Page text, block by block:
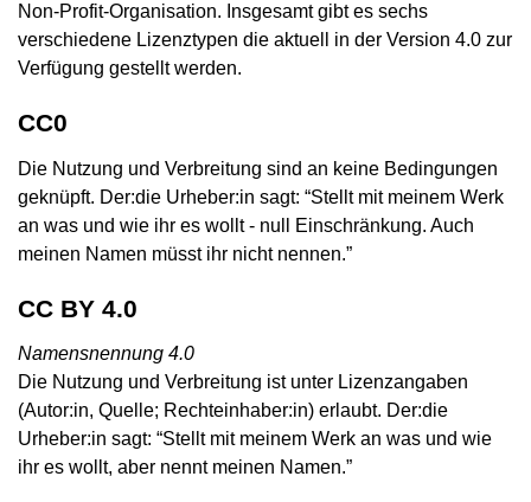
Non-Profit-Organisation. Insgesamt gibt es sechs
verschiedene Lizenztypen die aktuell in der Version 4.0 zur
Verfügung gestellt werden.
CC0
Die Nutzung und Verbreitung sind an keine Bedingungen
geknüpft. Der:die Urheber:in sagt: “Stellt mit meinem Werk
an was und wie ihr es wollt - null Einschränkung. Auch
meinen Namen müsst ihr nicht nennen.”
CC BY 4.0
Namensnennung 4.0
Die Nutzung und Verbreitung ist unter Lizenzangaben
(Autor:in, Quelle; Rechteinhaber:in) erlaubt. Der:die
Urheber:in sagt: “Stellt mit meinem Werk an was und wie
ihr es wollt, aber nennt meinen Namen.”